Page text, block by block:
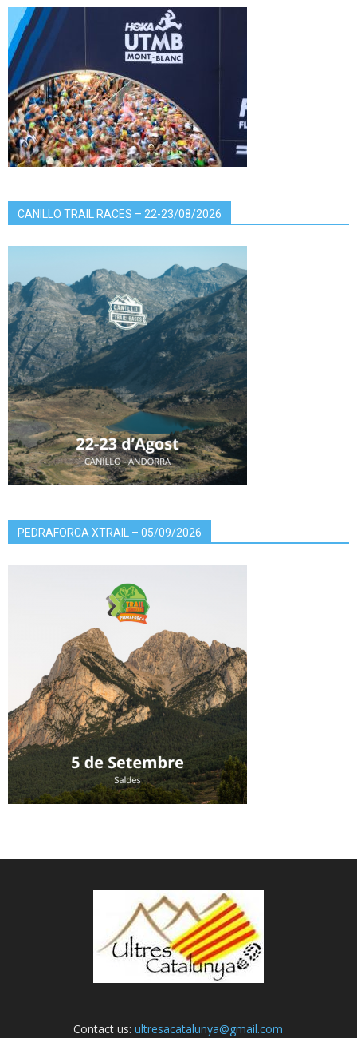
CANILLO TRAIL RACES – 22-23/08/2026
PEDRAFORCA XTRAIL – 05/09/2026
Contact us:ultresacatalunya@gmail.com